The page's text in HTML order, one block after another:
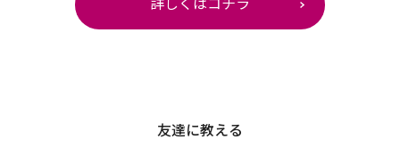
詳しくはコチラ
友達に教える